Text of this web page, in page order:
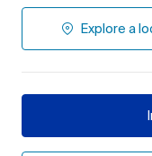
Explore a